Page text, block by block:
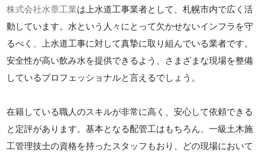
株式会社水章工業は上水道工事業者として、札幌市内で広く活
動しています。水という人々にとって欠かせないインフラを守
るべく、上水道工事に対して真摯に取り組んでいる業者です。
安全性が高い飲み水を提供できるよう、さまざまな現場を整備
しているプロフェッショナルと言えるでしょう。
在籍している職人のスキルが非常に高く、安心して依頼できる
と定評があります。基本となる配管工はもちろん、一級土木施
工管理技士の資格を持ったスタッフもおり、どの現場において